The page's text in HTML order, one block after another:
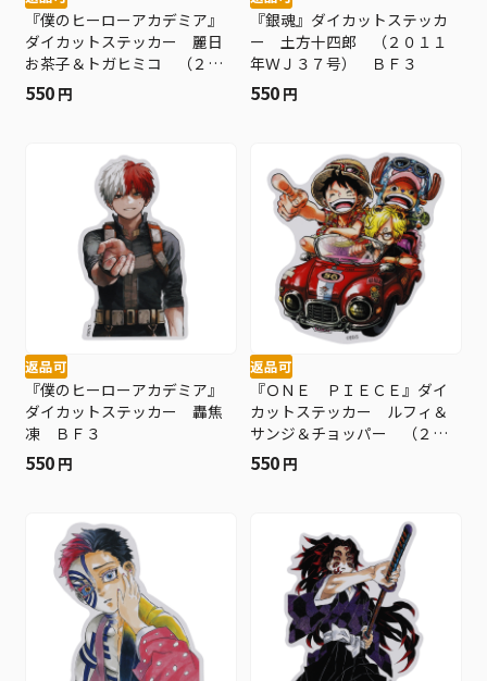
『僕のヒーローアカデミア』
ダイカットステッカー 麗日
お茶子＆トガヒミコ （２０
２３年ＷＪ２５号） ＢＦ３
550 円
『銀魂』ダイカットステッカ
ー 土方十四郎 （２０１１
年ＷＪ３７号） ＢＦ３
550 円
返品可
『僕のヒーローアカデミア』
ダイカットステッカー 轟焦
凍 ＢＦ３
550 円
返品可
『ＯＮＥ ＰＩＥＣＥ』ダイ
カットステッカー ルフィ＆
サンジ＆チョッパー （２０
２５年ＷＪ２６号） ＢＦ３
550 円